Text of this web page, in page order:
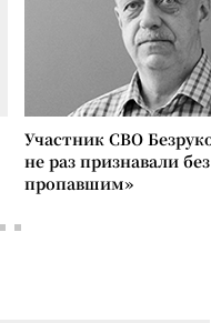
Участник СВО
не раз признавали
пропавшим»